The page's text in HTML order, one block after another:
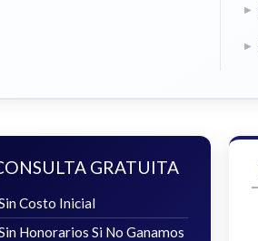
GRATUITA
Costo Inicial
Honorarios Si No Ganamos